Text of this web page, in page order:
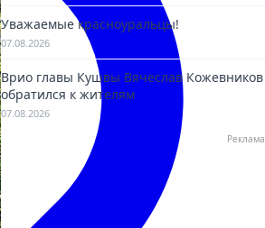
Уважаемые красноуральцы!
07.08.2026
Врио главы Кушвы Вячеслав Кожевников
обратился к жителям
07.08.2026
Реклама